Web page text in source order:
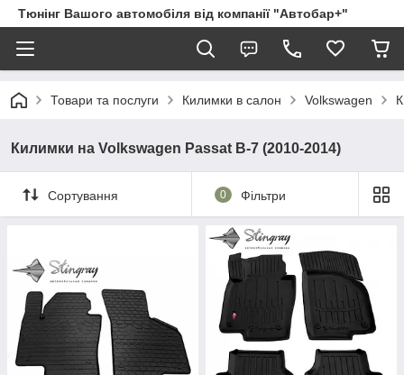
Тюнінг Вашого автомобіля від компанії "Автобар+"
Товари та послуги Килимки в салон Volkswagen
Килимки на Volkswagen Passat B-7 (2010-2014)
Сортування 0 Фільтри